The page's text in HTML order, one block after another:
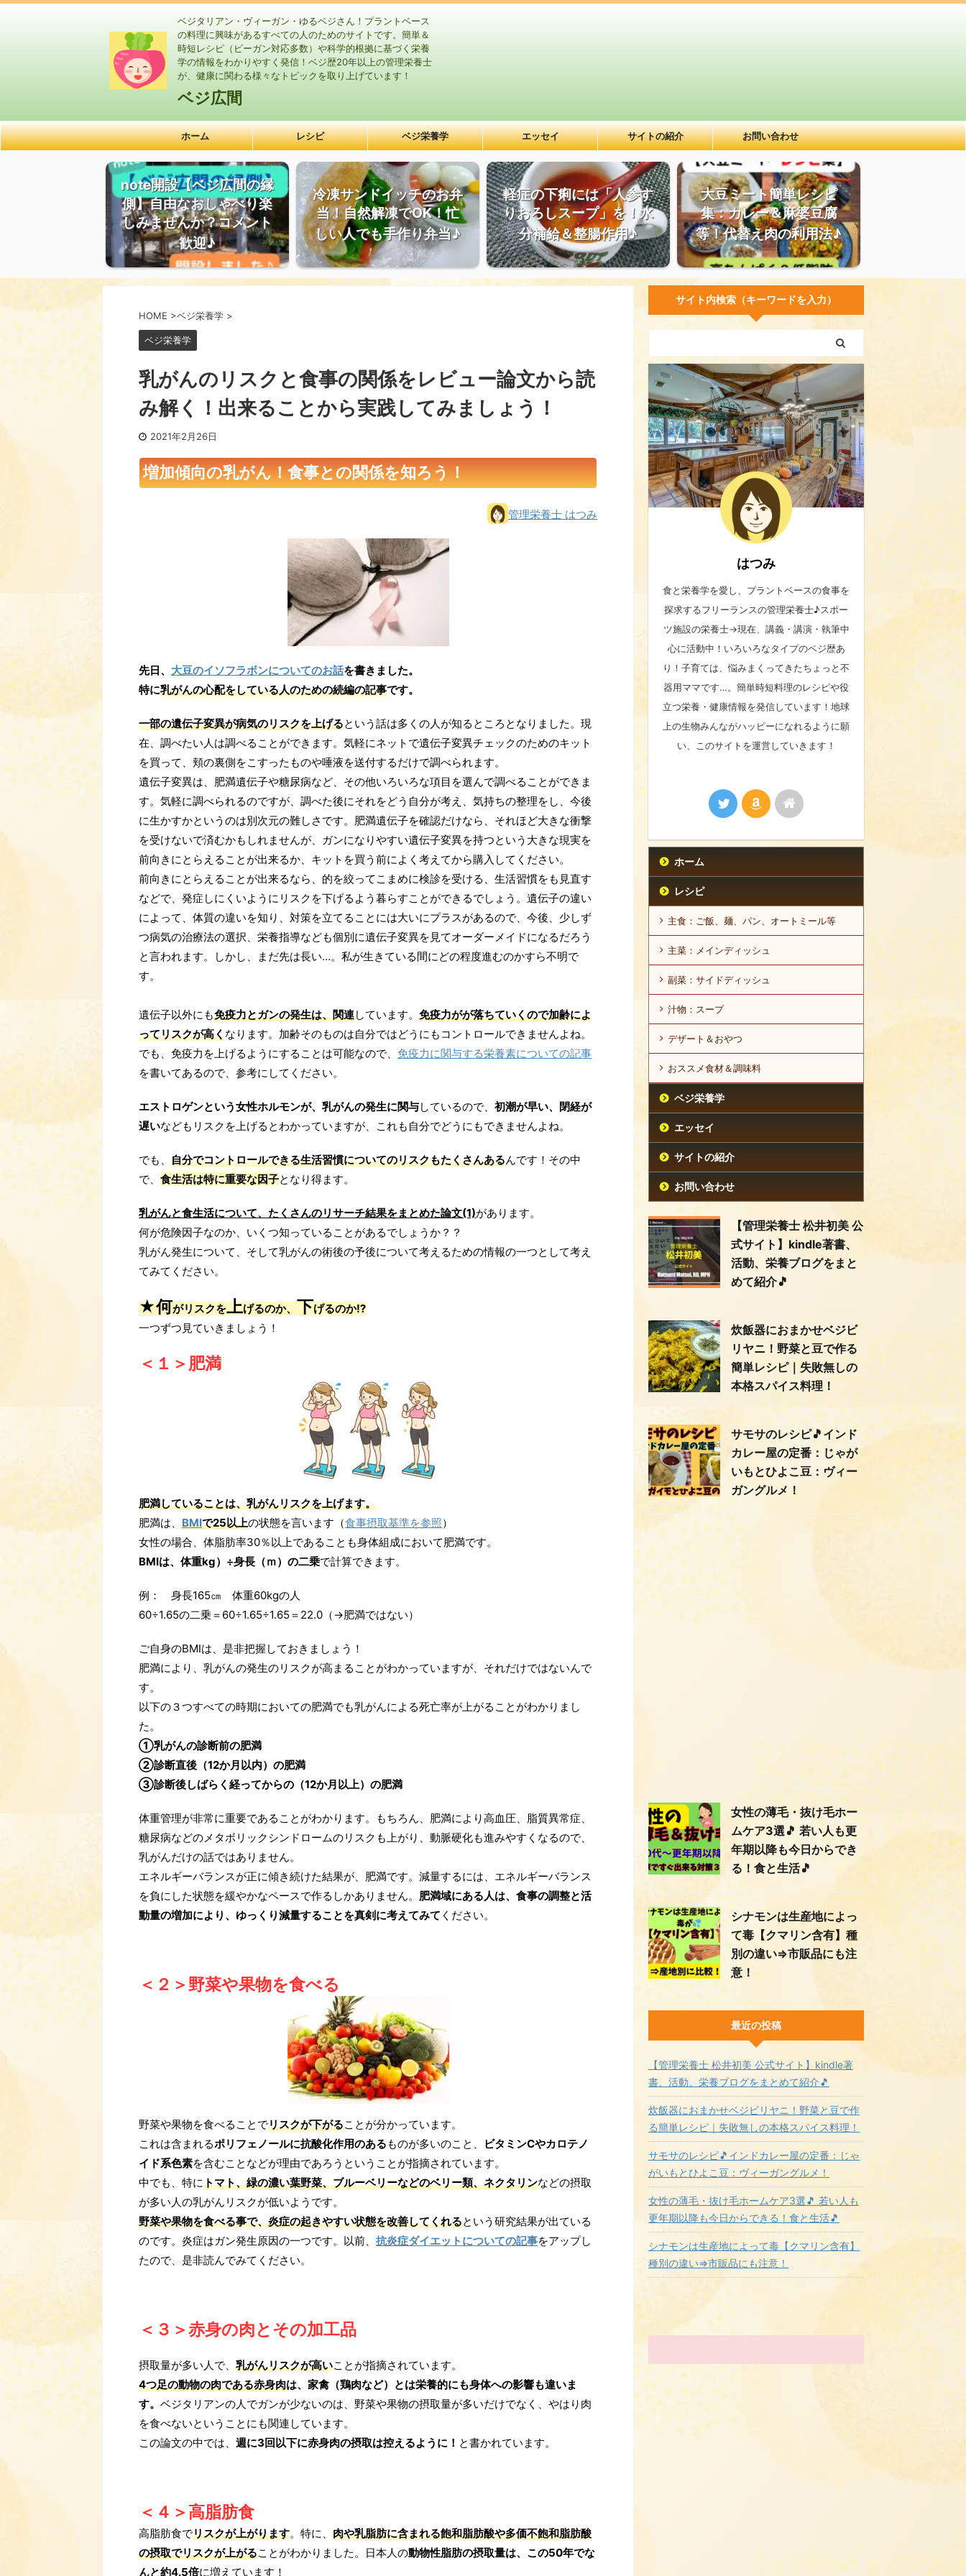
ベジタリアン・ヴィーガン・ゆるベジさん！プラントベース
の料理に興味があるすべての人のためのサイトです。簡単＆
時短レシピ（ビーガン対応多数）や科学的根拠に基づく栄養
学の情報をわかりやすく発信！ベジ歴20年以上の管理栄養士
が、健康に関わる様々なトピックを取り上げています！
ベジ広間
ホーム レシピ ベジ栄養学 エッセイ サイトの紹介 お問い合わせ
note開設【ベジ広間の縁
側】自由なおしゃべり楽
しみませんか？コメント
歓迎♪
冷凍サンドイッチのお弁
当！自然解凍でOK！忙
しい人でも手作り弁当♪
軽症の下痢には「人参す
りおろしスープ」を！水
分補給＆整腸作用♪
大豆ミート簡単レシピ
集：カレー＆麻婆豆腐
等！代替え肉の利用法♪
HOME >ベジ栄養学 >
ベジ栄養学
乳がんのリスクと食事の関係をレビュー論文から読
み解く！出来ることから実践してみましょう！
2021年2月26日
増加傾向の乳がん！食事との関係を知ろう！
管理栄養士 はつみ
先日、 大豆のイソフラボンについてのお話を書きました。
特に乳がんの心配をしている人のための続編の記事です。
一部の遺伝子変異が病気のリスクを上げるという話は多くの人が知るところとなりました。現
在、調べたい人は調べることができます。気軽にネットで遺伝子変異チェックのためのキット
を買って、頬の裏側をこすったものや唾液を送付するだけで調べられます。
遺伝子変異は、肥満遺伝子や糖尿病など、その他いろいろな項目を選んで調べることができま
す。気軽に調べられるのですが、調べた後にそれをどう自分が考え、気持ちの整理をし、今後
に生かすかというのは別次元の難しさです。肥満遺伝子を確認だけなら、それほど大きな衝撃
を受けないで済むかもしれませんが、ガンになりやすい遺伝子変異を持つという大きな現実を
前向きにとらえることが出来るか、キットを買う前によく考えてから購入してください。
前向きにとらえることが出来るなら、的を絞ってこまめに検診を受ける、生活習慣をも見直す
などで、発症しにくいようにリスクを下げるよう暮らすことができるでしょう。遺伝子の違い
によって、体質の違いを知り、対策を立てることには大いにプラスがあるので、今後、少しず
つ病気の治療法の選択、栄養指導なども個別に遺伝子変異を見てオーダーメイドになるだろう
と言われます。しかし、まだ先は長い…。私が生きている間にどの程度進むのかすら不明で
す。
遺伝子以外にも免疫力とガンの発生は、関連しています。 免疫力がが落ちていくので加齢によ
ってリスクが高くなります。加齢そのものは自分ではどうにもコントロールできませんよね。
でも、免疫力を上げるようにすることは可能なので、 免疫力に関与する栄養素についての記事
を書いてあるので、参考にしてください。
エストロゲンという女性ホルモンが、乳がんの発生に関与しているので、 初潮が早い、閉経が
遅いなどもリスクを上げるとわかっていますが、これも自分でどうにもできませんよね。
でも、 自分でコントロールできる生活習慣についてのリスクもたくさんあるんです！その中
で、 食生活は特に重要な因子となり得ます。
乳がんと食生活について、たくさんのリサーチ結果をまとめた論文(1)があります。
何が危険因子なのか、いくつ知っていることがあるでしょうか？？
乳がん発生について、そして乳がんの術後の予後について考えるための情報の一つとして考え
てみてください。
★何がリスクを上げるのか、 下げるのか⁉
一つずつ見ていきましょう！
＜１＞肥満
肥満していることは、乳がんリスクを上げます。
肥満は、 BMIで25以上の状態を言います（食事摂取基準を参照）
女性の場合、体脂肪率30％以上であることも身体組成において肥満です。
BMIは、体重kg）÷身長（ｍ）の二乗で計算できます。
例： 身長165㎝ 体重60kgの人
60÷1.65の二乗＝60÷1.65÷1.65＝22.0（→肥満ではない）
ご自身のBMIは、是非把握しておきましょう！
肥満により、乳がんの発生のリスクが高まることがわかっていますが、それだけではないんで
す。
以下の３つすべての時期においての肥満でも乳がんによる死亡率が上がることがわかりまし
た。
①乳がんの診断前の肥満
②診断直後（12か月以内）の肥満
③診断後しばらく経ってからの（12か月以上）の肥満
体重管理が非常に重要であることがわかります。もちろん、肥満により高血圧、脂質異常症、
糖尿病などのメタボリックシンドロームのリスクも上がり、動脈硬化も進みやすくなるので、
乳がんだけの話ではありません。
エネルギーバランスが正に傾き続けた結果が、肥満です。減量するには、エネルギーバランス
を負にした状態を緩やかなペースで作るしかありません。 肥満域にある人は、食事の調整と活
動量の増加により、ゆっくり減量することを真剣に考えてみて ください。
＜２＞野菜や果物を食べる
野菜や果物を食べることでリスクが下がることが分かっています。
これは含まれるポリフェノールに抗酸化作用のあるものが多いのこと、
ビタミンCやカロテノ
イド系色素を含むことなどが理由であろうということが指摘されています。
中でも、特にトマト、緑の濃い葉野菜、ブルーベリーなどのベリー類、ネクタリンなどの摂取
が多い人の乳がんリスクが低いようです。
野菜や果物を食べる事で、炎症の起きやすい状態を改善してくれるという研究結果が出ている
のです。炎症はガン発生原因の一つです。以前、 抗炎症ダイエットについての記事をアップし
たので、是非読んでみてください。
＜３＞赤身の肉とその加工品
摂取量が多い人で、 乳がんリスクが高いことが指摘されています。
4つ足の動物の肉である赤身肉は、家禽（鶏肉など）とは栄養的にも身体への影響も違いま
す。 ベジタリアンの人でガンが少ないのは、野菜や果物の摂取量が多いだけでなく、やはり肉
を食べないということにも関連しています。
この論文の中では、 週に3回以下に赤身肉の摂取は控えるように！ と書かれています。
＜４＞高脂肪食
高脂肪食でリスクが上がります。特に、 肉や乳脂肪に含まれる飽和脂肪酸や多価不飽和脂肪酸
の摂取でリスクが上がることがわかりました。日本人の動物性脂肪の摂取量は、この50年でな
んと約4.5倍に増えています！
サイト内検索（キーワードを入力）
はつみ
食と栄養学を愛し、プラントベースの食事を
探求するフリーランスの管理栄養士♪スポー
ツ施設の栄養士→現在、講義・講演・執筆中
心に活動中！いろいろなタイプのベジ歴あ
り！子育ては、悩みまくってきたちょっと不
器用ママです…。簡単時短料理のレシピや役
立つ栄養・健康情報を発信しています！地球
上の生物みんながハッピーになれるように願
い、このサイトを運営していきます！
ホーム
レシピ
主食：ご飯、麺、パン、オートミール等
主菜：メインディッシュ
副菜：サイドディッシュ
汁物：スープ
デザート＆おやつ
おススメ食材＆調味料
ベジ栄養学
エッセイ
サイトの紹介
お問い合わせ
【管理栄養士 松井初美 公
式サイト】kindle著書、
活動、栄養ブログをまと
めて紹介🎵
炊飯器におまかせベジビ
リヤニ！野菜と豆で作る
簡単レシピ｜失敗無しの
本格スパイス料理！
サモサのレシピ🎵インド
カレー屋の定番：じゃが
いもとひよこ豆：ヴィー
ガングルメ！
女性の薄毛・抜け毛ホー
ムケア3選🎵 若い人も更
年期以降も今日からでき
る！食と生活🎵
シナモンは生産地によっ
て毒【クマリン含有】種
別の違い⇒市販品にも注
意！
最近の投稿
【管理栄養士 松井初美 公式サイト】kindle著
書、活動、栄養ブログをまとめて紹介🎵
炊飯器におまかせベジビリヤニ！野菜と豆で作
る簡単レシピ｜失敗無しの本格スパイス料理！
サモサのレシピ🎵インドカレー屋の定番：じゃ
がいもとひよこ豆：ヴィーガングルメ！
女性の薄毛・抜け毛ホームケア3選🎵 若い人も
更年期以降も今日からできる！食と生活🎵
シナモンは生産地によって毒【クマリン含有】
種別の違い⇒市販品にも注意！